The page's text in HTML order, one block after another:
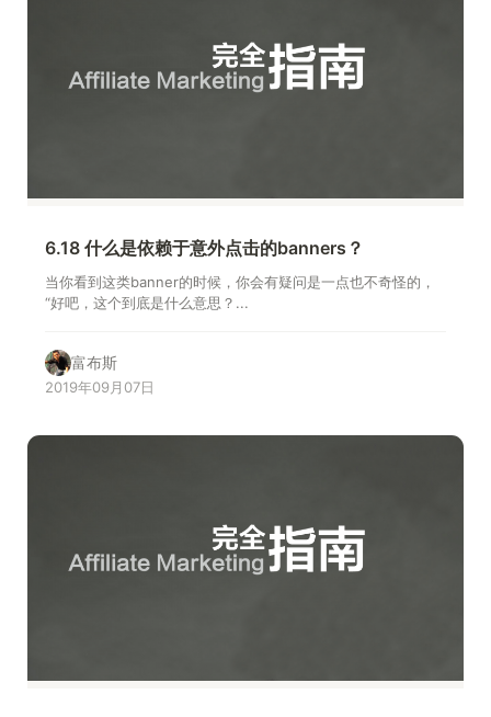
6.18 什么是依赖于意外点击的banners？
当你看到这类banner的时候，你会有疑问是一点也不奇怪的，
“好吧，这个到底是什么意思？...
富布斯
2019年09月07日